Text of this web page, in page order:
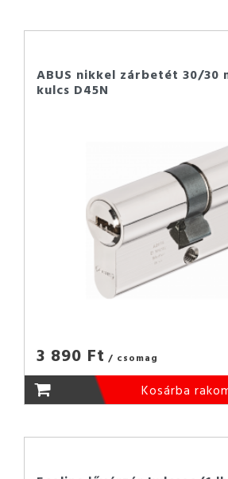
ABUS nikkel zárbetét 30/30
kulcs D45N
3 890 Ft / csomag
Kosárba